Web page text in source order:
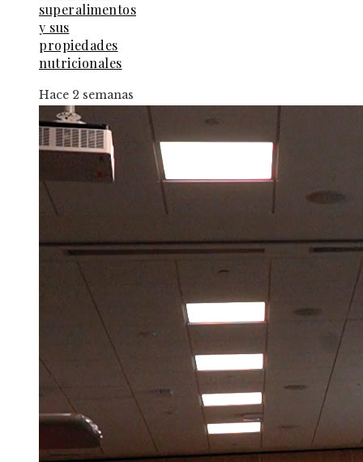
superalimentos
y sus
propiedades
nutricionales
Hace 2 semanas